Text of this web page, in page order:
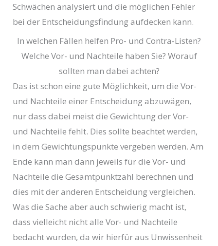
Schwächen analysiert und die möglichen Fehler
bei der Entscheidungsfindung aufdecken kann.
In welchen Fällen helfen Pro- und Contra-Listen?
Welche Vor- und Nachteile haben Sie? Worauf
sollten man dabei achten?
Das ist schon eine gute Möglichkeit, um die Vor-
und Nachteile einer Entscheidung abzuwägen,
nur dass dabei meist die Gewichtung der Vor-
und Nachteile fehlt. Dies sollte beachtet werden,
in dem Gewichtungspunkte vergeben werden. Am
Ende kann man dann jeweils für die Vor- und
Nachteile die Gesamtpunktzahl berechnen und
dies mit der anderen Entscheidung vergleichen.
Was die Sache aber auch schwierig macht ist,
dass vielleicht nicht alle Vor- und Nachteile
bedacht wurden, da wir hierfür aus Unwissenheit